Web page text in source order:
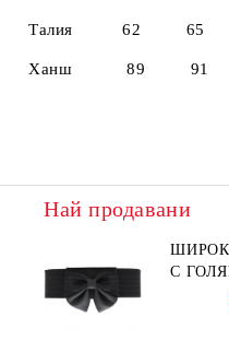
Талия 62
Ханш 89 91
Най продавани
ШИРОК
С